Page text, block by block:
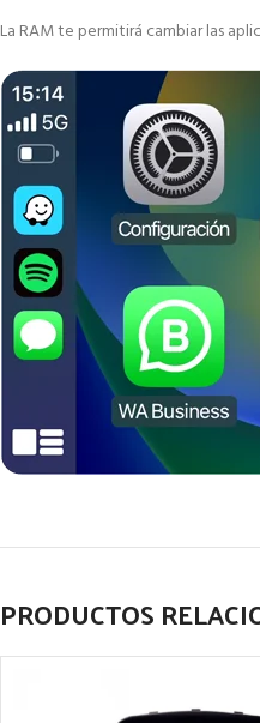
La RAM te permitirá cambiar las
PRODUCTOS